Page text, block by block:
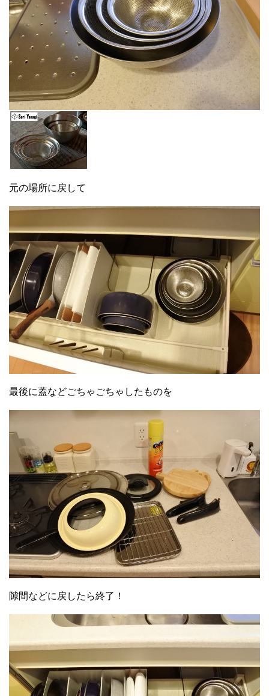
元の場所に戻して
最後に蓋などごちゃごちゃしたものを
隙間などに戻したら終了！